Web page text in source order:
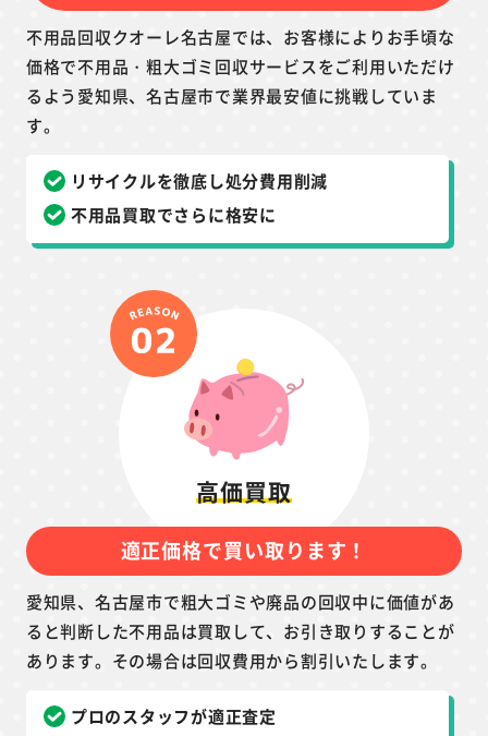
不用品回収クオーレ名古屋では、お客様によりお手頃な
価格で不用品・粗大ゴミ回収サービスをご利用いただけ
るよう愛知県、名古屋市で業界最安値に挑戦していま
す。
リサイクルを徹底し処分費用削減
不用品買取でさらに格安に
高価買取
適正価格で買い取ります！
愛知県、名古屋市で粗大ゴミや廃品の回収中に価値があ
ると判断した不用品は買取して、お引き取りすることが
あります。その場合は回収費用から割引いたします。
プロのスタッフが適正査定